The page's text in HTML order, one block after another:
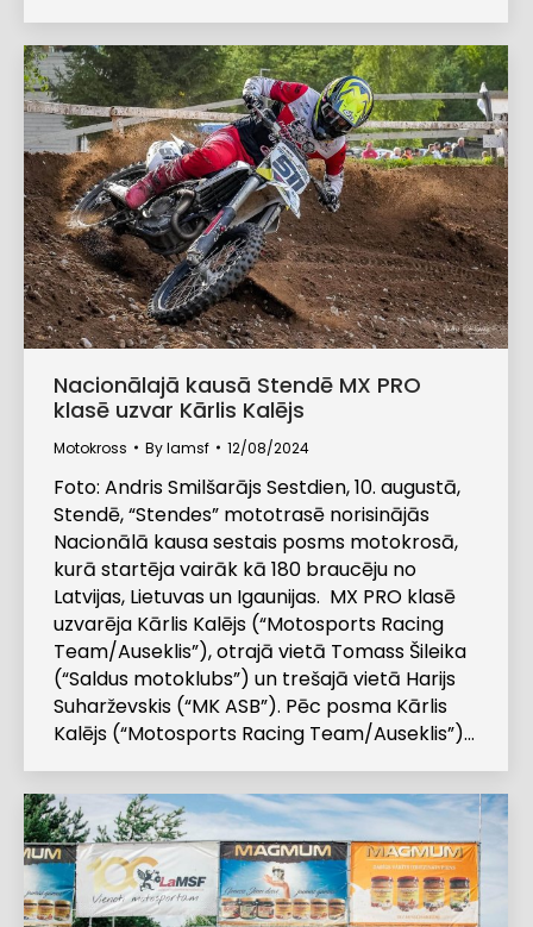
Nacionālajā kausā Stendē MX PRO
klasē uzvar Kārlis Kalējs
Motokross Bylamsf 12/08/2024
Foto: Andris Smilšarājs Sestdien, 10. augustā,
Stendē, “Stendes” mototrasē norisinājās
Nacionālā kausa sestais posms motokrosā,
kurā startēja vairāk kā 180 braucēju no
Latvijas, Lietuvas un Igaunijas. MX PRO klasē
uzvarēja Kārlis Kalējs (“Motosports Racing
Team/Auseklis”), otrajā vietā Tomass Šileika
(“Saldus motoklubs”) un trešajā vietā Harijs
Suharževskis (“MK ASB”). Pēc posma Kārlis
Kalējs (“Motosports Racing Team/Auseklis”)…